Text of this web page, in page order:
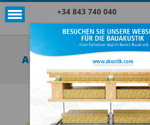
+34 843 740 040
Akustik + Sylomer®
AKUSTIK LATERAL NONIUS
ALLE ANZEIGEN AKUSTIK +